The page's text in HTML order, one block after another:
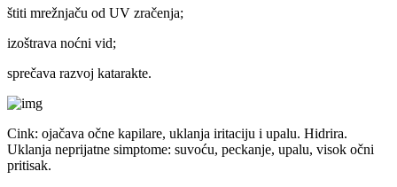
štiti mrežnjaču od UV zračenja;
izoštrava noćni vid;
sprečava razvoj katarakte.
Cink: ojačava očne kapilare, uklanja iritaciju i upalu. Hidrira.
Uklanja neprijatne simptome: suvoću, peckanje, upalu, visok očni
pritisak.